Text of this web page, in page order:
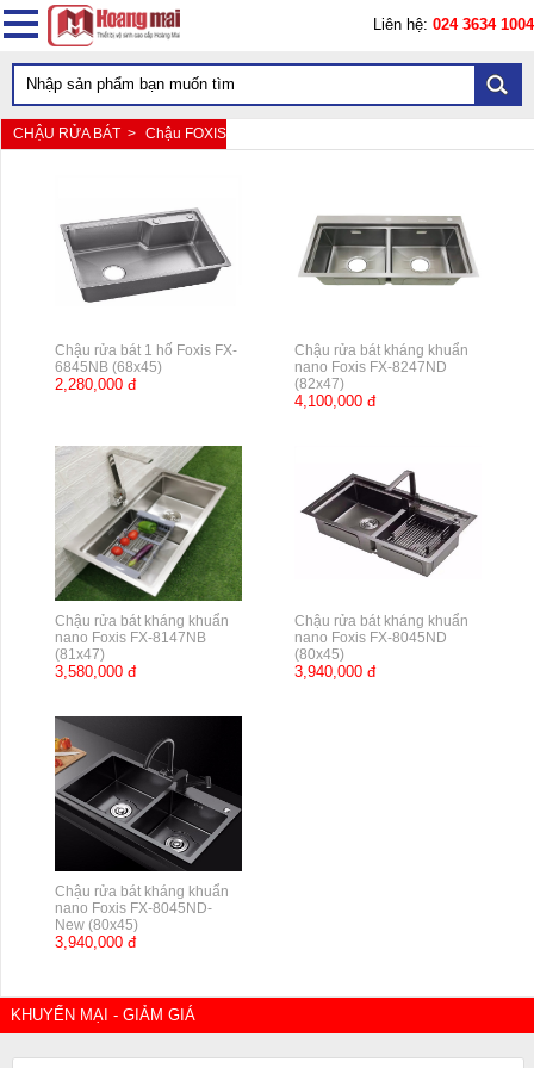
Liên hệ: 024 3634 1004
CHẬU RỬA BÁT > Chậu FOXIS
Chậu rửa bát 1 hố Foxis FX-
6845NB (68x45)
2,280,000 đ
Chậu rửa bát kháng khuẩn
nano Foxis FX-8247ND
(82x47)
4,100,000 đ
Chậu rửa bát kháng khuẩn
nano Foxis FX-8147NB
(81x47)
3,580,000 đ
Chậu rửa bát kháng khuẩn
nano Foxis FX-8045ND
(80x45)
3,940,000 đ
Chậu rửa bát kháng khuẩn
nano Foxis FX-8045ND-
New (80x45)
3,940,000 đ
KHUYẾN MẠI - GIẢM GIÁ